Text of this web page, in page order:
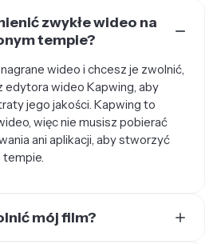
zwykłe wideo na
tempie?
wideo i chcesz je zwolnić,
wideo Kapwing, aby
jego jakości. Kapwing to
więc nie musisz pobierać
ani aplikacji, aby stworzyć
mój film?